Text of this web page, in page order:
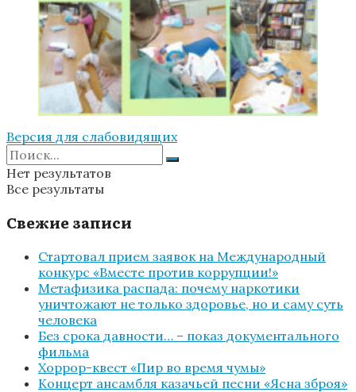
Версия для слабовидящих
Нет результатов
Все результаты
Свежие записи
Стартовал прием заявок на Международный
конкурс «Вместе против коррупции!»
Метафизика распада: почему наркотики
уничтожают не только здоровье, но и саму суть
человека
Без срока давности… – показ документального
фильма
Хоррор-квест «Пир во время чумы»
Концерт ансамбля казачьей песни «Ясна зброя»